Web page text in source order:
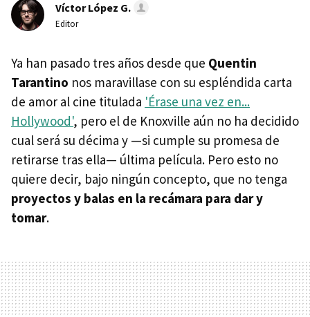
Víctor López G.
Editor
Ya han pasado tres años desde que Quentin
Tarantino nos maravillase con su espléndida carta
de amor al cine titulada 'Érase una vez en...
Hollywood', pero el de Knoxville aún no ha decidido
cual será su décima y —si cumple su promesa de
retirarse tras ella— última película. Pero esto no
quiere decir, bajo ningún concepto, que no tenga
proyectos y balas en la recámara para dar y
tomar.